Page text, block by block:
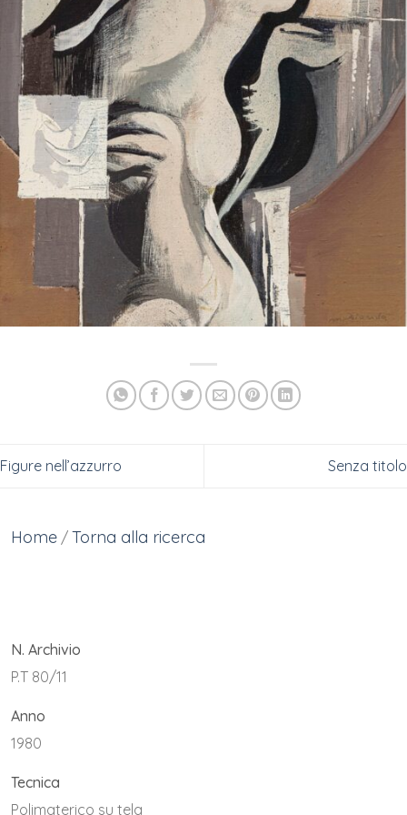
Figure nell’azzurro Senza titolo
Home / Torna alla ricerca
N. Archivio
P.T 80/11
Anno
1980
Tecnica
Polimaterico su tela